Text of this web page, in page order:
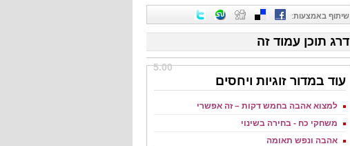
שיתוף באמצעות:
דרג תוכן עמוד זה
5.00
עוד במדור זוגיות ויחסים
למצוא אהבה בחמש דקות – זה אפשרי
משחקי כח - בחירה בשינוי
אהבה ונפש תאומה